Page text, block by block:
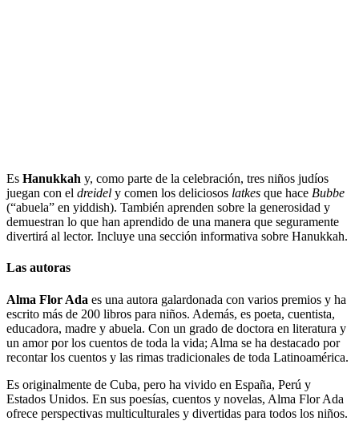
Es Hanukkah y, como parte de la celebración, tres niños judíos
juegan con el dreidel y comen los deliciosos latkes que hace Bubbe
(“abuela” en yiddish). También aprenden sobre la generosidad y
demuestran lo que han aprendido de una manera que seguramente
divertirá al lector. Incluye una sección informativa sobre Hanukkah.
Las autoras
Alma Flor Ada es una autora galardonada con varios premios y ha
escrito más de 200 libros para niños. Además, es poeta, cuentista,
educadora, madre y abuela. Con un grado de doctora en literatura y
un amor por los cuentos de toda la vida; Alma se ha destacado por
recontar los cuentos y las rimas tradicionales de toda Latinoamérica.
Es originalmente de Cuba, pero ha vivido en España, Perú y
Estados Unidos. En sus poesías, cuentos y novelas, Alma Flor Ada
ofrece perspectivas multiculturales y divertidas para todos los niños.